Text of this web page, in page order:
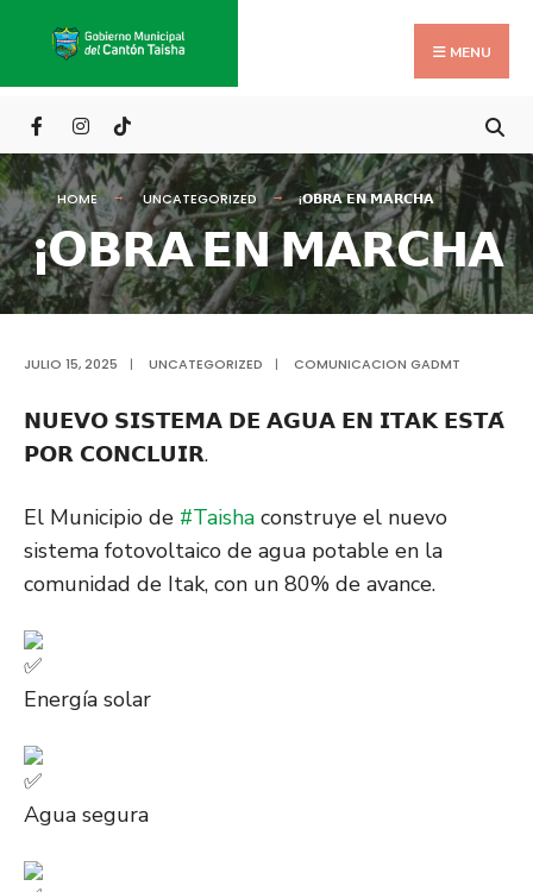
content
MENU
HOME UNCATEGORIZED ¡𝗢𝗕𝗥𝗔 𝗘𝗡 𝗠𝗔𝗥𝗖𝗛𝗔
¡𝗢𝗕𝗥𝗔 𝗘𝗡 𝗠𝗔𝗥𝗖𝗛𝗔
JULIO 15, 2025 | UNCATEGORIZED | COMUNICACION GADMT
𝗡𝗨𝗘𝗩𝗢 𝗦𝗜𝗦𝗧𝗘𝗠𝗔 𝗗𝗘 𝗔𝗚𝗨𝗔 𝗘𝗡 𝗜𝗧𝗔𝗞 𝗘𝗦𝗧𝗔́
𝗣𝗢𝗥 𝗖𝗢𝗡𝗖𝗟𝗨𝗜𝗥.
El Municipio de #Taisha construye el nuevo
sistema fotovoltaico de agua potable en la
comunidad de Itak, con un 80% de avance.
Energía solar
Agua segura
for: